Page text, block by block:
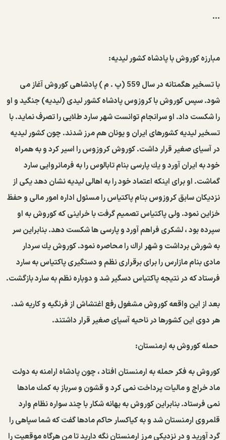
...
مبارزه كوروش با پادشاه كشور لیدیه:
با تسخیر هگمتانه در سال 559 (پ . م ) پادشاهی كوروش آغاز می
شود. سپس كوروش با كروزوس پادشاه كشور لیدی (لیدیه) جنگید و او
را شكست داد. او سرانجام توانست شهر سارد طلایی را تصرف نماید. با
تسخیر لیدیه كشورهای ایران و یونان هم مرز شدند. چون كشور لیدیه
در آسیای صغیر قرار داشت. كوروش كروزوس را اسیر كرد و به همراه
خود به ایران آورد و یك پارسی بنام تابالوس را به فرمانروایی سارد
گماشت. او برای اینكه اعتماد خود را به اهالی لیدیه نشان دهد یكی از
نزدیكان سابق كروزوس بنام پاكتیاس را مسئول اداره امور مالی و حفظ
خزاین نمود. ولی پاكتیاس تصمیم گرفت با خراینی كه كوروش به او
سپرده بود ، لشكری فراهم آورد و پارسی ها شكست دهد. بنابراین سر
به شورش برداشت و شهر اراك را محاصره نمود. كوروش یك سردار
مادی بنام مازارس را برای برقراری نظم و دستگیری پاكتیاس به سارد
فرستاد كه در نتیجه پاكتیاس دسگیر شد و دوباره نظم به سارد بازگشت.
بعد از این واقعه كوروش مشغول رفع اغتشاش از فرنگیه و كاریه شد.
هر دوی این كشورها در ناحیه آسیای صغیر قرار داشتند.
حمله كوروش به ارمنستان:
كوروش به فكر حمله به ارمنستان افتاد ، چون پادشاه ارامنه به دولت
ماد خراج و مالیات پرداخت نمی كرد و قشون و سرباز به كمك مادها
نمی فرستاد. بنابراین كوروش به بهانه شكار با چند سواره نظام وارد
قلمروی ارمنستان شد و به كیاكسار حاكم مادها گفت كه شما سپاهی را
گرد آورید و در نزدیكی مرز ارمنستان نگه دارید تا من هرگاه موقعیت را